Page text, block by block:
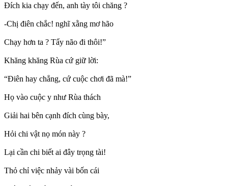
Đích kia chạy đến, anh tày tôi chăng ?
-Chị điên chắc! nghĩ xằng mơ hão
Chạy hơn ta ? Tẩy não đi thôi!”
Khăng khăng Rùa cứ giữ lời:
“Điên hay chẳng, cứ cuộc chơi đã mà!”
Họ vào cuộc y như Rùa thách
Giải hai bên cạnh đích cùng bày,
Hỏi chi vật nọ món này ?
Lại cần chi biết ai đây trọng tài!
Thỏ chỉ việc nhảy vài bốn cái